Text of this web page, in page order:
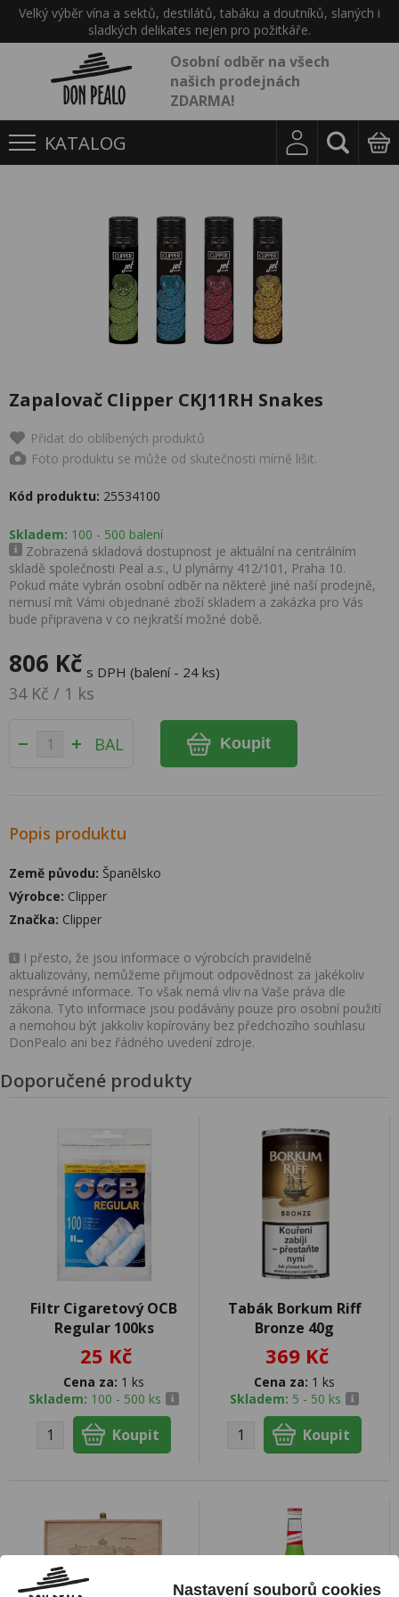
Velký výběr vína a sektů, destilátů, tabáku a doutníků, slaných i
sladkých delikates nejen pro požitkáře.
Osobní odběr na všech
našich prodejnách
ZDARMA!
KATALOG
Zapalovač Clipper CKJ11RH Snakes
Přidat do oblíbených produktů
Foto produktu se může od skutečnosti mírně lišit.
Kód produktu: 25534100
Skladem: 100 - 500 balení
Zobrazená skladová dostupnost je aktuální na centrálním
skladě společnosti Peal a.s., U plynárny 412/101, Praha 10.
Pokud máte vybrán osobní odběr na některé jiné naší prodejně,
nemusí mít Vámi objednané zboží skladem a zakázka pro Vás
bude připravena v co nejkratší možné době.
806 Kč s DPH (balení - 24 ks)
34 Kč / 1 ks
BAL Koupit
Popis produktu
Země původu: Španělsko
Výrobce: Clipper
Značka: Clipper
I přesto, že jsou informace o výrobcích pravidelně
aktualizovány, nemůžeme přijmout odpovědnost za jakékoliv
nesprávné informace. To však nemá vliv na Vaše práva dle
zákona. Tyto informace jsou podávány pouze pro osobní použití
a nemohou být jakkoliv kopírovány bez předchozího souhlasu
DonPealo ani bez řádného uvedení zdroje.
Doporučené produkty
Filtr Cigaretový OCB
Regular 100ks
25 Kč
Cena za: 1 ks
Skladem: 100 - 500 ks
Tabák Borkum Riff
Bronze 40g
369 Kč
Cena za: 1 ks
Skladem: 5 - 50 ks
Nastavení souborů cookies